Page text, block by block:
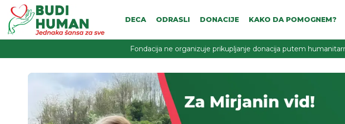
DECA ODRASLI DONACIJE KAKO DA POMOGNEM?
Fondacija ne organizuje prikupljanje donacija putem